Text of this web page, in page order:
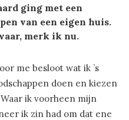
ging met een
van een eigen huis.
merk ik nu.
me besloot wat ik ’s
doen en kiezen
ik voorheen mijn
ik zin had om dat ene